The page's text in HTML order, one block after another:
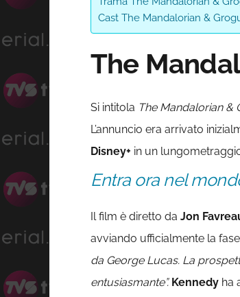
Cast The Mandalorian &
The
Si intitola The Mandalorian &
L’annuncio era arrivato
Disney+ in un
Entra ora nel
Il film è diretto da Jon
avviando ufficialmente la
da George Lucas. La
entusiasmante”. Kennedy ha